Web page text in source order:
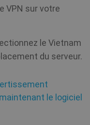
VPN sur votre
le Vietnam
du serveur.
le logiciel